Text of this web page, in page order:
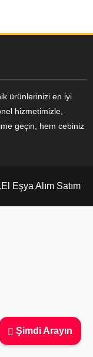
ürünlerinizi en iyi
hizmetimizle,
geçin, hem cebiniz
Eşya Alım Satım
Şimdi Arayın